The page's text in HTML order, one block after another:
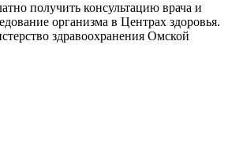
получить консультацию врача и
организма в Центрах здоровья.
здравоохранения Омской